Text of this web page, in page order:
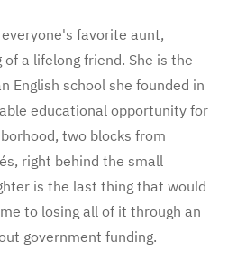
favorite aunt,
a lifelong friend. She is the
English school she founded in
educational opportunity for
two blocks from
right behind the small
is the last thing that would
to losing all of it through an
government funding.